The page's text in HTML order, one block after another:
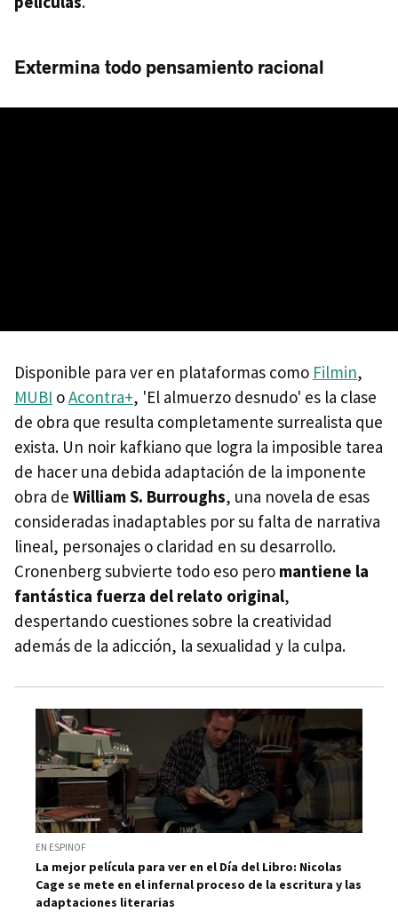
Extermina todo pensamiento racional
Disponible para ver en plataformas como Filmin,
MUBI oAcontra+, 'El almuerzo desnudo' es la clase
de obra que resulta completamente surrealista que
exista. Un noir kafkiano que logra la imposible tarea
de hacer una debida adaptación de la imponente
obra de William S. Burroughs, una novela de esas
consideradas inadaptables por su falta de narrativa
lineal, personajes o claridad en su desarrollo.
Cronenberg subvierte todo eso pero mantiene la
fantástica fuerza del relato original,
despertando cuestiones sobre la creatividad
además de la adicción, la sexualidad y la culpa.
EN ESPINOF
La mejor película para ver en el Día del Libro: Nicolas
Cage se mete en el infernal proceso de la escritura y las
adaptaciones literarias